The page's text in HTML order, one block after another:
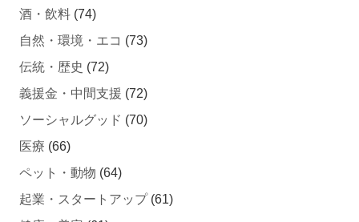
酒・飲料 (74)
自然・環境・エコ (73)
伝統・歴史 (72)
義援金・中間支援 (72)
ソーシャルグッド (70)
医療 (66)
ペット・動物 (64)
起業・スタートアップ(61)